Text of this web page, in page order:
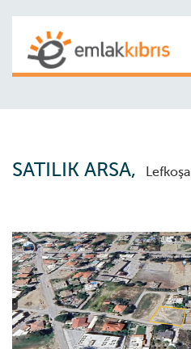
SATILIK ARSA, Lefkoşa